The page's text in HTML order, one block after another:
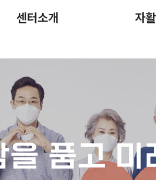
센터소개 자
을 품고 미